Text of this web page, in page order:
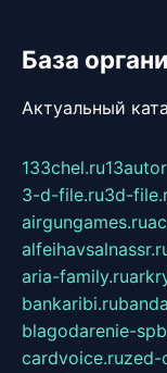
База
Актуальный
133chel.ru
3-d-file.ru3d-
airgungames.ru
aria-family.ru
bankaribi.ru
blagodarenie-
cardvoice.ruzed-